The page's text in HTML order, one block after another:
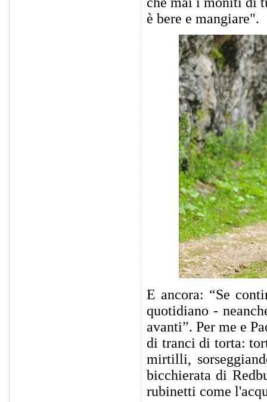
è bere e mangiare".
E ancora: “Se
quotidiano -
avanti”. Per me e
di tranci di torta:
mirtilli,
bicchierata di
rubinetti come